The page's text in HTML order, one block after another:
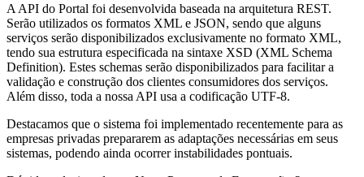
A API do Portal foi desenvolvida baseada na arquitetura REST.
Serão utilizados os formatos XML e JSON, sendo que alguns
serviços serão disponibilizados exclusivamente no formato XML,
tendo sua estrutura especificada na sintaxe XSD (XML Schema
Definition). Estes schemas serão disponibilizados para facilitar a
validação e construção dos clientes consumidores dos serviços.
Além disso, toda a nossa API usa a codificação UTF-8.
Destacamos que o sistema foi implementado recentemente para as
empresas privadas prepararem as adaptações necessárias em seus
sistemas, podendo ainda ocorrer instabilidades pontuais.